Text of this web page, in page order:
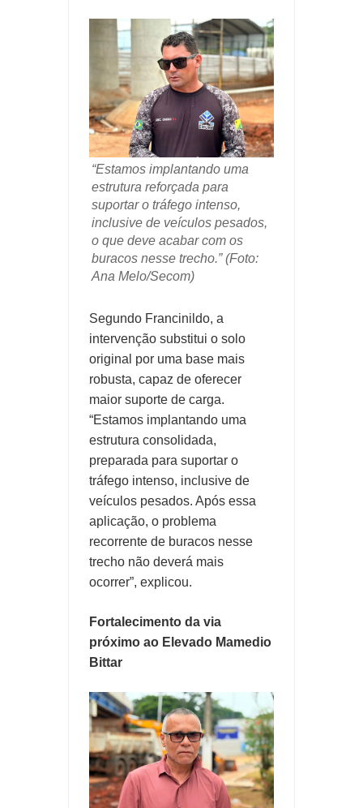
“Estamos implantando uma
estrutura reforçada para
suportar o tráfego intenso,
inclusive de veículos pesados,
o que deve acabar com os
buracos nesse trecho.” (Foto:
Ana Melo/Secom)
Segundo Francinildo, a
intervenção substitui o solo
original por uma base mais
robusta, capaz de oferecer
maior suporte de carga.
“Estamos implantando uma
estrutura consolidada,
preparada para suportar o
tráfego intenso, inclusive de
veículos pesados. Após essa
aplicação, o problema
recorrente de buracos nesse
trecho não deverá mais
ocorrer”, explicou.
Fortalecimento da via
próximo ao Elevado Mamedio
Bittar